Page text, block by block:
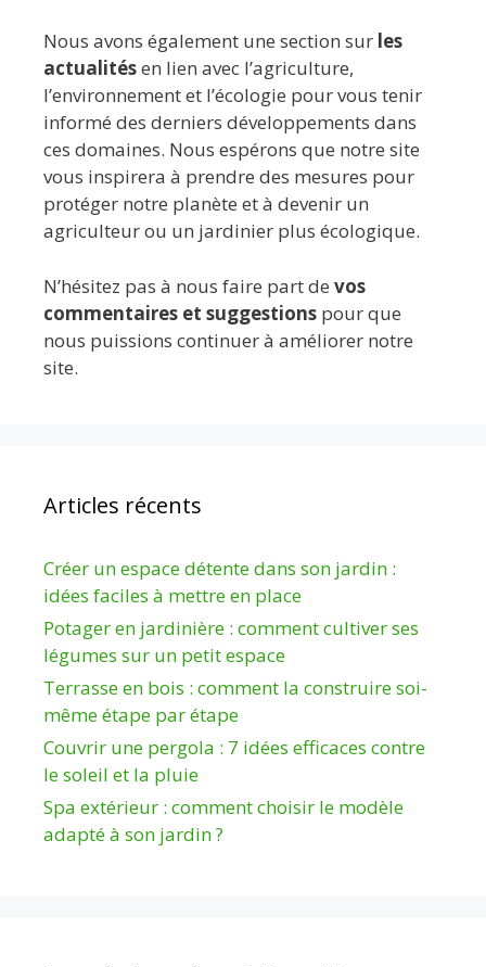
Nous avons également une section sur les
actualitésen lien avec l’agriculture,
l’environnement et l’écologie pour vous tenir
informé des derniers développements dans
ces domaines. Nous espérons que notre site
vous inspirera à prendre des mesures pour
protéger notre planète et à devenir un
agriculteur ou un jardinier plus écologique.
N’hésitez pas à nous faire part de vos
commentaires et suggestions pour que
nous puissions continuer à améliorer notre
site.
Articles récents
Créer un espace détente dans son jardin :
idées faciles à mettre en place
Potager en jardinière : comment cultiver ses
légumes sur un petit espace
Terrasse en bois : comment la construire soi-
même étape par étape
Couvrir une pergola : 7 idées efficaces contre
le soleil et la pluie
Spa extérieur : comment choisir le modèle
adapté à son jardin ?